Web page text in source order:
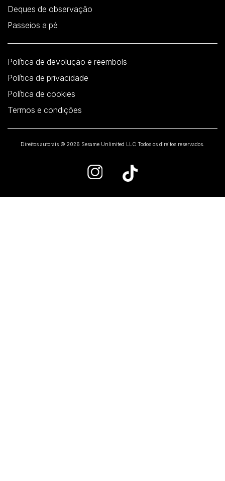
Deques de observação
Passeios a pé
Política de devolução e reembols
Política de privacidade
Política de cookies
Termos e condições
Direitos autorais © 2026 Sesame Unlimited LLC Todos os direitos reservados.